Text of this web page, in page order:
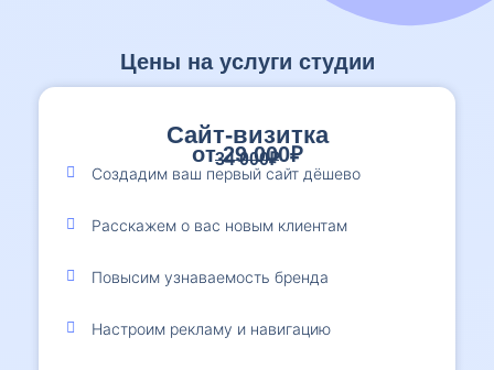
Цены на услуги студии
Сайт-визитка
от 29 000₽
34 000₽
Создадим ваш первый сайт дёшево
Расскажем о вас новым клиентам
Повысим узнаваемость бренда
Настроим рекламу и навигацию